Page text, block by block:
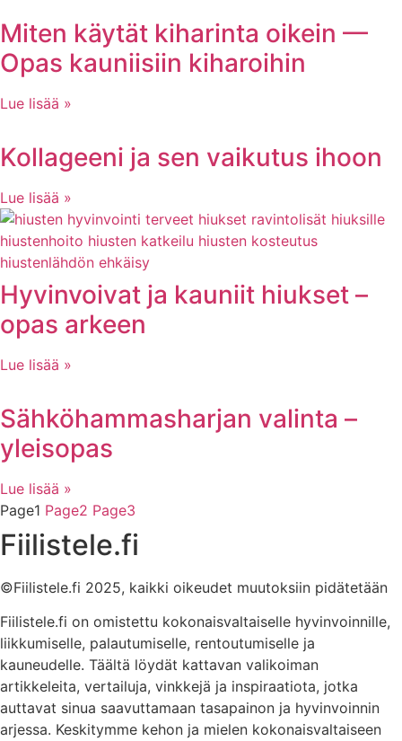
Miten käytät kiharinta oikein —
Opas kauniisiin kiharoihin
Lue lisää »
Kollageeni ja sen vaikutus ihoon
Lue lisää »
Hyvinvoivat ja kauniit hiukset –
opas arkeen
Lue lisää »
Sähköhammasharjan valinta –
yleisopas
Lue lisää »
Page1 Page2 Page3
Fiilistele.fi
©Fiilistele.fi 2025, kaikki oikeudet muutoksiin pidätetään
Fiilistele.fi on omistettu kokonaisvaltaiselle hyvinvoinnille,
liikkumiselle, palautumiselle, rentoutumiselle ja
kauneudelle. Täältä löydät kattavan valikoiman
artikkeleita, vertailuja, vinkkejä ja inspiraatiota, jotka
auttavat sinua saavuttamaan tasapainon ja hyvinvoinnin
arjessa. Keskitymme kehon ja mielen kokonaisvaltaiseen